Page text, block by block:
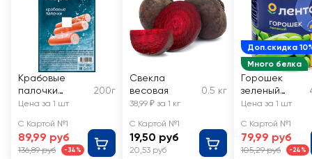
Крабовые
палочки
РУССКОЕ
(имитация)
200г
Цена за 1 шт
С Картой №1
89,99 руб
136,89 руб -34%
Свекла
весовая
0.5 кг
38,99 ₽ за 1 кг
С Картой №1
19,50 руб
20,53 руб
Доп.скидка
Много белка
Горошек
зеленый
ЛЕНТА
Цена за 1 шт
С Картой №1
79,99 руб
105,29 руб -24%